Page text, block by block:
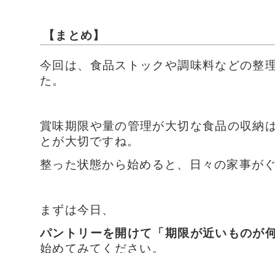
【まとめ】
今回は、食品ストックや調味料などの整
た。
賞味期限や量の管理が大切な食品の収納
とが大切ですね。
整った状態から始めると、日々の家事が
まずは今日、
パントリーを開けて「期限が近いものが
始めてみてください。